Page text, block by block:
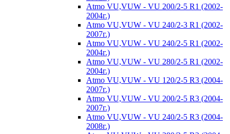
Atmo VU,VUW - VU 200/2-5 R1 (2002-
2004г.)
Atmo VU,VUW - VU 240/2-3 R1 (2002-
2007г.)
Atmo VU,VUW - VU 240/2-5 R1 (2002-
2004г.)
Atmo VU,VUW - VU 280/2-5 R1 (2002-
2004г.)
Atmo VU,VUW - VU 120/2-5 R3 (2004-
2007г.)
Atmo VU,VUW - VU 200/2-5 R3 (2004-
2007г.)
Atmo VU,VUW - VU 240/2-5 R3 (2004-
2008г.)